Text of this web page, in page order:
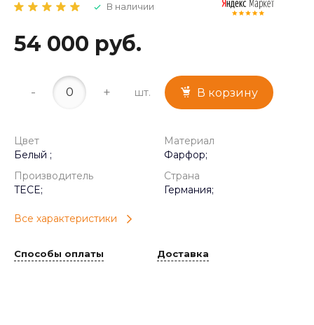
В наличии
54 000 руб.
- + шт. В корзину
Цвет
Белый ;
Материал
Фарфор;
Производитель
TECE;
Страна
Германия;
Все характеристики
Способы оплаты Доставка